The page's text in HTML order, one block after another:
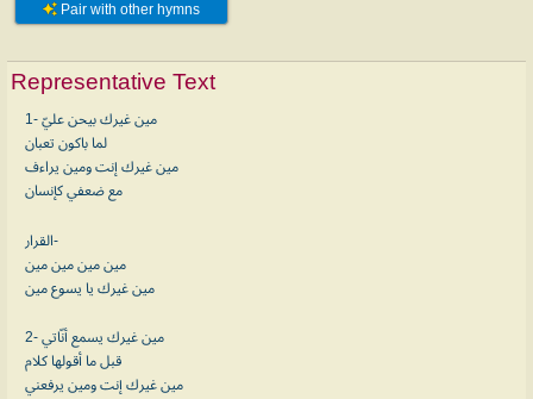
Pair with other hymns
Representative Text
1- مين غيرك بيحن عليّ
لما باكون تعبان
مين غيرك إنت ومين يراءف
مع ضعفي كإنسان
القرار-
مين مين مين مين
مين غيرك يا يسوع مين
2- مين غيرك يسمع أنّاتي
قبل ما أقولها كلام
مين غيرك إنت ومين يرفعني